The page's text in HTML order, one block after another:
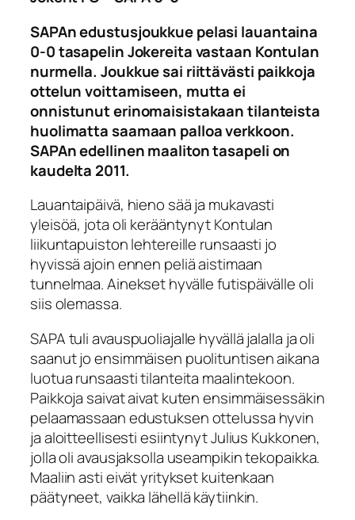
SAPAn edustusjoukkue pelasi lauantaina
0-0 tasapelin Jokereita vastaan Kontulan
nurmella. Joukkue sai riittävästi paikkoja
ottelun voittamiseen, mutta ei
onnistunut erinomaisistakaan tilanteista
huolimatta saamaan palloa verkkoon.
SAPAn edellinen maaliton tasapeli on
kaudelta 2011.
Lauantaipäivä, hieno sää ja mukavasti
yleisöä, jota oli kerääntynyt Kontulan
liikuntapuiston lehtereille runsaasti jo
hyvissä ajoin ennen peliä aistimaan
tunnelmaa. Ainekset hyvälle futispäivälle oli
siis olemassa.
SAPA tuli avauspuoliajalle hyvällä jalalla ja oli
saanut jo ensimmäisen puolituntisen aikana
luotua runsaasti tilanteita maalintekoon.
Paikkoja saivat aivat kuten ensimmäisessäkin
pelaamassaan edustuksen ottelussa hyvin
ja aloitteellisesti esiintynyt Julius Kukkonen,
jolla oli avausjaksolla useampikin tekopaikka.
Maaliin asti eivät yritykset kuitenkaan
päätyneet, vaikka lähellä käytiinkin.